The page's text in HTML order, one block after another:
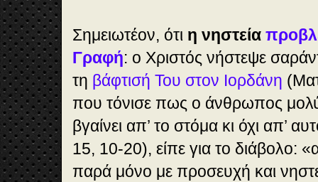
Σημειωτέον, ότι η νηστεία
Γραφή: ο Χριστός νήστεψε
τη βάφτισή Του στον Ιορδάνη
που τόνισε πως ο άνθρωπος
βγαίνει απ’ το στόμα κι όχι απ’
15, 10-20), είπε για το διάβολο:
παρά μόνο με προσευχή και